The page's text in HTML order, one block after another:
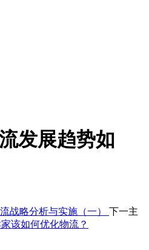
发展趋势如
战略分析与实施（一） 下一主
该如何优化物流？